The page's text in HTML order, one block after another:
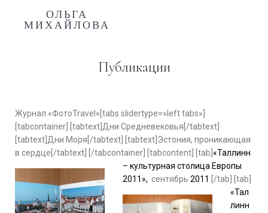
ОЛЬГА
МИХАЙЛОВА
Публикации
Журнал «ФотоTravel»[tabs slidertype=»left tabs»]
[tabcontainer] [tabtext]Дни Средневековья[/tabtext]
[tabtext]Дни Моря[/tabtext] [tabtext]Эстония, проникающая
в сердце[/tabtext] [/tabcontainer] [tabcontent] [tab] «Таллинн
– культурная столица Европы
2011», сентябрь 2011
[/tab] [tab]
«Тал
линн